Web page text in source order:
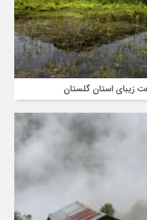
زیبای استان گلستان